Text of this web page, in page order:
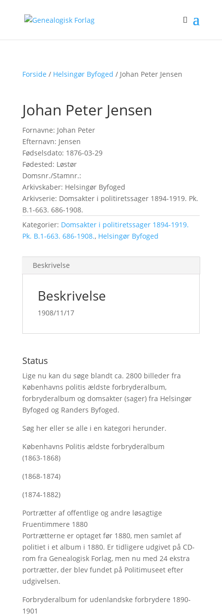
Forside / Helsingør Byfoged / Johan Peter Jensen
Johan Peter Jensen
Fornavne: Johan Peter
Efternavn: Jensen
Fødselsdato: 1876-03-29
Fødested: Løstør
Domsnr./Stamnr.:
Arkivskaber: Helsingør Byfoged
Arkivserie: Domsakter i politiretssager 1894-1919. Pk.
B.1-663. 686-1908.
Kategorier: Domsakter i politiretssager 1894-1919.
Pk. B.1-663. 686-1908., Helsingør Byfoged
Beskrivelse
Beskrivelse
1908/11/17
Status
Lige nu kan du søge blandt ca. 2800 billeder fra
Københavns politis ældste forbryderalbum,
forbryderalbum og domsakter (sager) fra Helsingør
Byfoged og Randers Byfoged.
Søg hereller se alle i en kategori herunder.
Københavns Politis ældste forbryderalbum
(1863-1868)
(1868-1874)
(1874-1882)
Portrætter af offentlige og andre løsagtige
Fruentimmere 1880
Portrætterne er optaget før 1880, men samlet af
politiet i et album i 1880. Er tidligere udgivet på CD-
rom fra Genealogisk Forlag, men nu med 24 ekstra
portrætter, der blev fundet på Politimuseet efter
udgivelsen.
Forbryderalbum for udenlandske forbrydere 1890-
1901